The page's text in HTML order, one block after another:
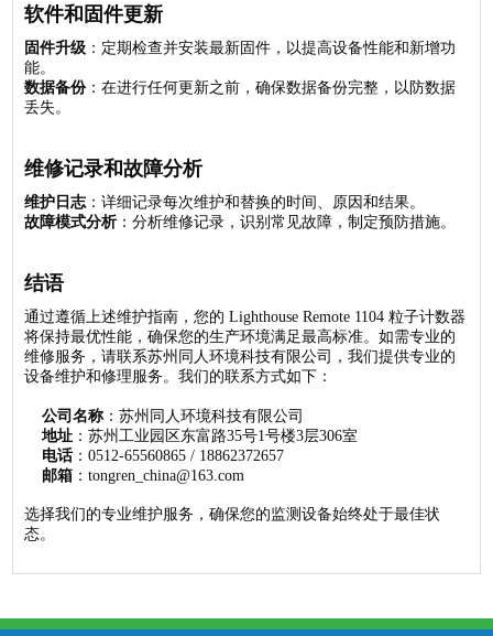
软件和固件更新
固件升级 ：定期检查并安装最新固件，以提高设备性能和新增功
能。
数据备份：在进行任何更新之前，确保数据备份完整，以防数据
丢失。
维修记录和故障分析
维护日志：详细记录每次维护和替换的时间、原因和结果。
故障模式分析：分析维修记录，识别常见故障，制定预防措施。
结语
通过遵循上述维护指南，您的 Lighthouse Remote 1104 粒子计数器
将保持最优性能，确保您的生产环境满足最高标准。如需专业的
维修服务，请联系苏州同人环境科技有限公司，我们提供专业的
设备维护和修理服务。我们的联系方式如下：
公司名称 ：苏州同人环境科技有限公司
地址 ：苏州工业园区东富路35号1号楼3层306室
电话：0512-65560865 / 18862372657
邮箱 ：tongren_china@163.com
选择我们的专业维护服务，确保您的监测设备始终处于最佳状
态。